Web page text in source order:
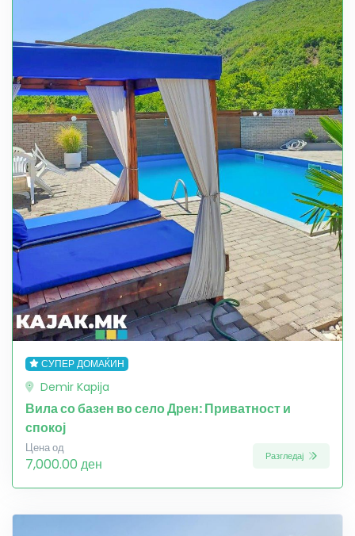
СУПЕР ДОМАЌИН
Demir Kapija
Вила со базен во село Дрен: Приватност и
спокој
Цена од
7,000.00 ден Разгледај